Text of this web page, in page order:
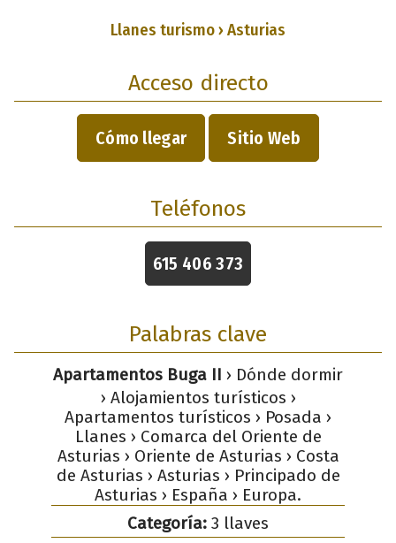
Llanes turismo › Asturias
Acceso directo
Cómo llegar Sitio Web
Teléfonos
615 406 373
Palabras clave
Apartamentos Buga II › Dónde dormir
› Alojamientos turísticos ›
Apartamentos turísticos › Posada ›
Llanes › Comarca del Oriente de
Asturias › Oriente de Asturias › Costa
de Asturias › Asturias › Principado de
Asturias › España › Europa.
Categoría: 3 llaves